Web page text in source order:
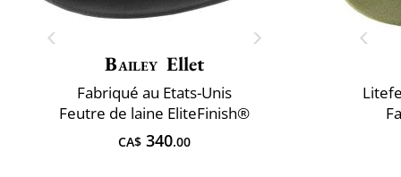
Bailey Ellet
Fabriqué au Etats-Unis
Feutre de laine EliteFinish®
CA$ 340.00